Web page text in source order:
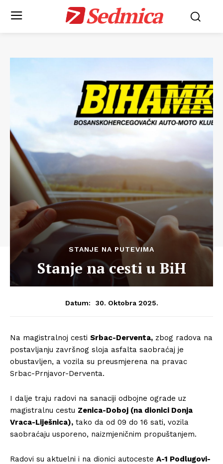
Sedmica
STANJE NA PUTEVIMA
Stanje na cesti u BiH
Datum: 30. Oktobra 2025.
Na magistralnoj cesti Srbac-Derventa, zbog radova na
postavljanju završnog sloja asfalta saobraćaj je
obustavljen, a vozila su preusmjerena na pravac
Srbac-Prnjavor-Derventa.
I dalje traju radovi na sanaciji odbojne ograde uz
magistralnu cestu Zenica-Doboj (na dionici Donja
Vraca-Liješnica), tako da od 09 do 16 sati, vozila
saobraćaju usporeno, naizmjeničnim propuštanjem.
Radovi su aktuelni i na dionici autoceste A-1 Podlugovi-